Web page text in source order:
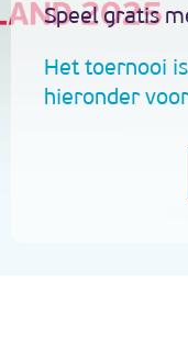
Speel gratis
Het toernooi
hieronder